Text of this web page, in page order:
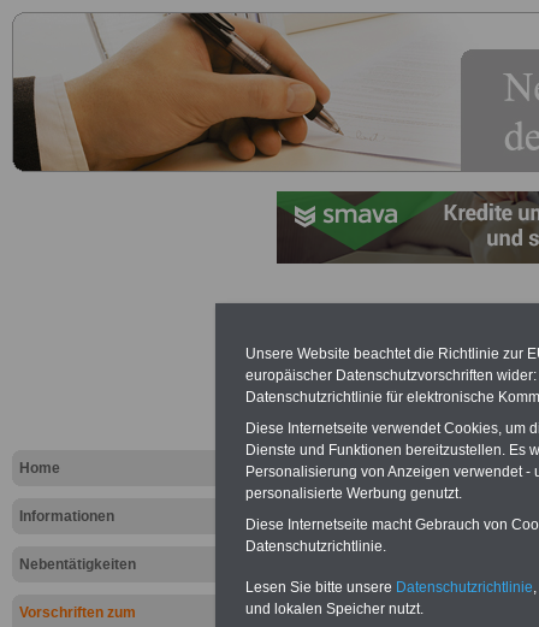
Home
Informationen
Nebentätigkeiten
Vorschriften zum
.>>>NEU aufgelegt März 2025
Unsere Website beachtet die Richtlinie zur
europäischer Datenschutzvorschriften
Datenschutzrichtlinie für elektronische
Diese Internetseite verwendet Cookies, um
Dienste und Funktionen bereitzustellen. Es
Personalisierung von Anzeigen verwendet
personalisierte Werbung genutzt.
Diese Internetseite macht Gebrauch von
Datenschutzrichtlinie.
Lesen Sie bitte unsere Datenschutzrichtlinie
und lokalen Speicher nutzt.